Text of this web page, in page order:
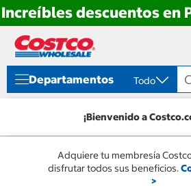
Increíbles descuentos en
directo
contenido
directo
menú
navegación
Departamentos Todo
¡Bienvenido a
Adquiere tu membresía
disfrutar todos sus beneficios.
>